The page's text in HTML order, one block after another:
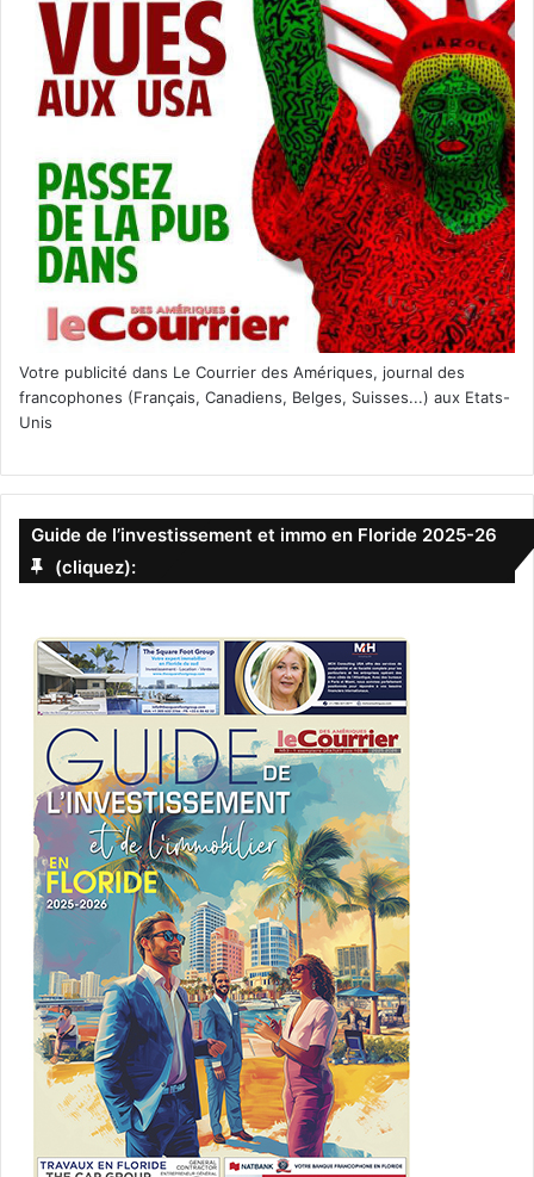
PUBLICITE :
Votre publicité dans Le Courrier des Amériques, journal des
francophones (Français, Canadiens, Belges, Suisses...) aux Etats-
Unis
Guide de l’investissement et immo en Floride 2025-26
(cliquez):